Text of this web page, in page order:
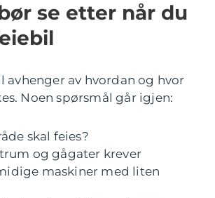
se etter når du
avhenger av hvordan og hvor
Noen spørsmål går igjen:
skal feies?
og gågater krever
maskiner med liten